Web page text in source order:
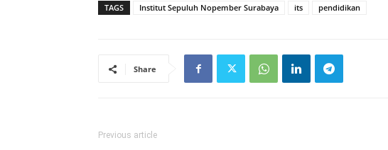
TAGS Institut Sepuluh Nopember Surabaya its pendidikan
Share
Previous article